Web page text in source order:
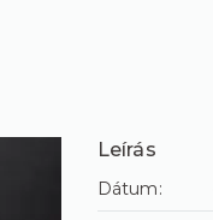
Leírás
Dátum: